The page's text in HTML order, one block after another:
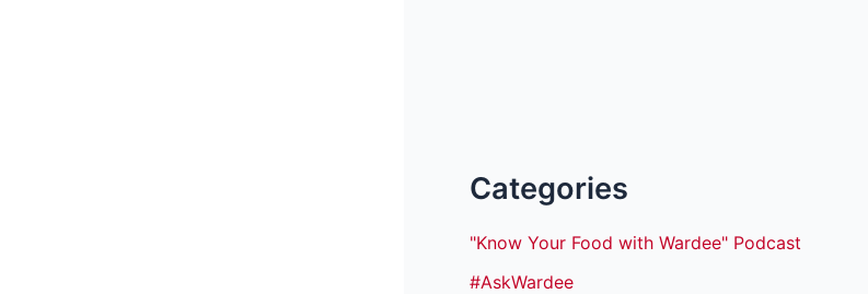
Categories
"Know Your Food with Wardee" Podcast
#AskWardee